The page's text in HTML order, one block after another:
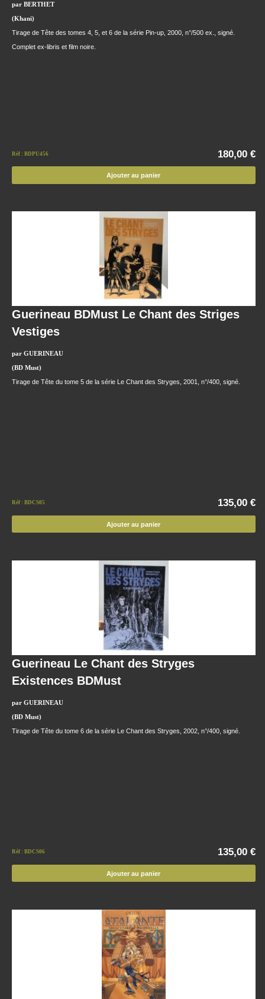
par BERTHET
(Khani)
Tirage de Tête des tomes 4, 5, et 6 de la série Pin-up, 2000, n°/500 ex., signé.
Complet ex-libris et film noire.
Réf : BDPU456 180,00 €
Ajouter au panier
Guerineau BDMust Le Chant des Striges
Vestiges
par GUERINEAU
(BD Must)
Tirage de Tête du tome 5 de la série Le Chant des Stryges, 2001, n°/400, signé.
Réf : BDCS05 135,00 €
Ajouter au panier
Guerineau Le Chant des Stryges
Existences BDMust
par GUERINEAU
(BD Must)
Tirage de Tête du tome 6 de la série Le Chant des Stryges, 2002, n°/400, signé.
Réf : BDCS06 135,00 €
Ajouter au panier